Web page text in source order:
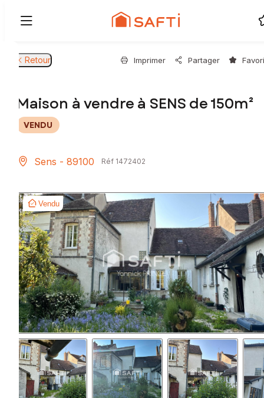
Retour Imprimer Partager
Maison à vendre à SENS de 150m²
VENDU
Sens - 89100 Réf 1472402
Vendu